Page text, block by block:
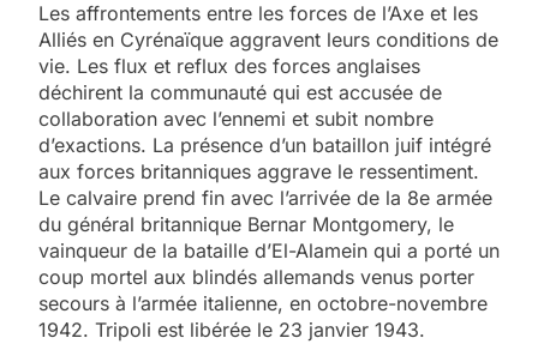
Les affrontements entre les forces de l’Axe et les
Alliés en Cyrénaïque aggravent leurs conditions de
vie. Les flux et reflux des forces anglaises
déchirent la communauté qui est accusée de
collaboration avec l’ennemi et subit nombre
d’exactions. La présence d’un bataillon juif intégré
aux forces britanniques aggrave le ressentiment.
Le calvaire prend fin avec l’arrivée de la 8e armée
du général britannique Bernar Montgomery, le
vainqueur de la bataille d’El-Alamein qui a porté un
coup mortel aux blindés allemands venus porter
secours à l’armée italienne, en octobre-novembre
1942. Tripoli est libérée le 23 janvier 1943.